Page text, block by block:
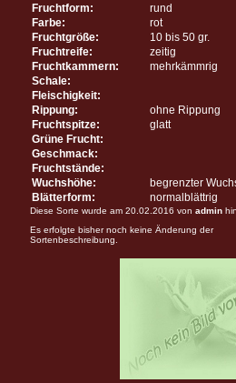
Fruchtform:
rund
Farbe:
rot
Fruchtgröße:
10 bis 50 gr.
Fruchtreife:
zeitig
Fruchtkammern:
mehrkämmrig
Schale:
Fleischigkeit:
Rippung:
ohne Rippung
Fruchtspitze:
glatt
Grüne Frucht:
Geschmack:
Fruchtstände:
Wuchshöhe:
begrenzter
Blätterform:
normalblättrig
Diese Sorte wurde am 20.02.2016 von admin
Es erfolgte bisher noch keine Änderung der
Sortenbeschreibung.